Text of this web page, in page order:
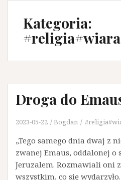
Kategoria:
Droga do
2023-05-22 Bogdan
„Tego samego dnia dwaj z
zwanej Emaus, oddalonej o
Jeruzalem. Rozmawiali oni
wszystkim, co się